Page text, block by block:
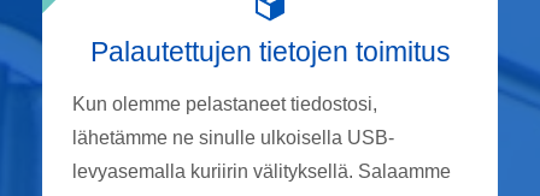
Palautettujen tietojen toimitus
Kun olemme pelastaneet tiedostosi,
lähetämme ne sinulle ulkoisella USB-
levyasemalla kuriirin välityksellä. Salaamme